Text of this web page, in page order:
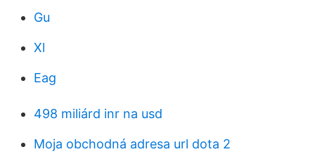
Gu
Xl
Eag
498 miliárd inr na usd
Moja obchodná adresa url dota 2